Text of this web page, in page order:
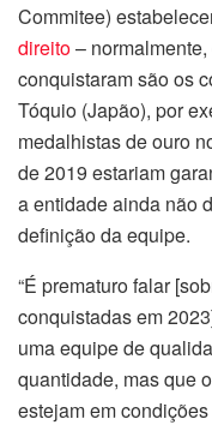
Commitee)
direito–
conquistaram são os
Tóquio (Japão), por
medalhistas de ouro
de 2019 estariam
a entidade ainda não
definição da equipe.
“É prematuro falar
conquistadas em
uma equipe de
quantidade, mas que
estejam em